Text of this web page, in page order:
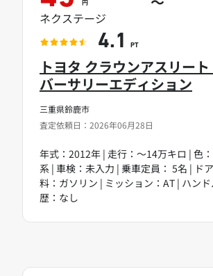
三重県鈴鹿市
査定依頼日：2026年06月28日
トヨタ クラウンアスリー
バーサリーエディション
年式：2012年 | 走行：～14万キロ | 色
系 | 車検：未入力 | 乗車定員： 5名 | ド
料：ガソリン | ミッション：AT | ハン
歴：なし
円
ネクステージ
4.1 PT